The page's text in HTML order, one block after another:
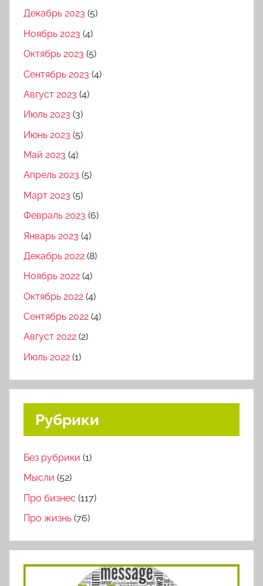
Декабрь 2023 (5)
Ноябрь 2023 (4)
Октябрь 2023 (5)
Сентябрь 2023 (4)
Август 2023 (4)
Июль 2023 (3)
Июнь 2023 (5)
Май 2023 (4)
Апрель 2023 (5)
Март 2023 (5)
Февраль 2023 (6)
Январь 2023 (4)
Декабрь 2022 (8)
Ноябрь 2022 (4)
Октябрь 2022 (4)
Сентябрь 2022 (4)
Август 2022 (2)
Июль 2022 (1)
Рубрики
Без рубрики (1)
Мысли (52)
Про бизнес (117)
Про жизнь (76)